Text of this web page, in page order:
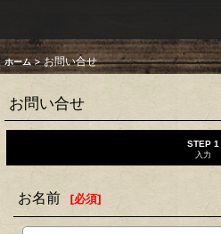
ホーム > お問い合せ
お問い合せ
STEP 1
入力
お名前 [必須]